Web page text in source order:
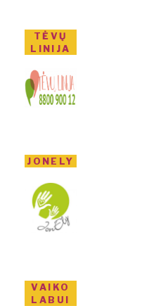
TĖVŲ
LINIJA
JONELY
VAIKO
LABUI